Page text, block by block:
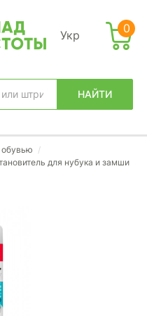
Укр
НАЙТИ
вход
0
обувью
/
для нубука и замши